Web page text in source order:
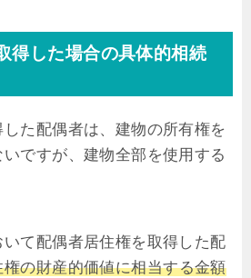
得した場合の具体的相続
た配偶者は、建物の所有権を
ですが、建物全部を使用する
て配偶者居住権を取得した配
権の財産的価値に相当する金額